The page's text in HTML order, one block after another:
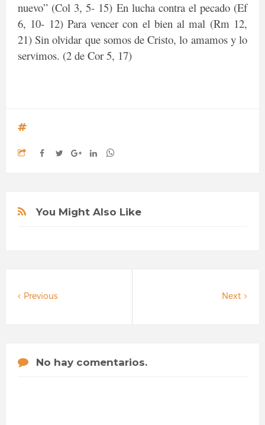
nuevo” (Col 3, 5- 15) En lucha contra el pecado (Ef
6, 10- 12) Para vencer con el bien al mal (Rm 12,
21) Sin olvidar que somos de Cristo, lo amamos y lo
servimos. (2 de Cor 5, 17)
You Might Also Like
Next
Previous
No hay comentarios.